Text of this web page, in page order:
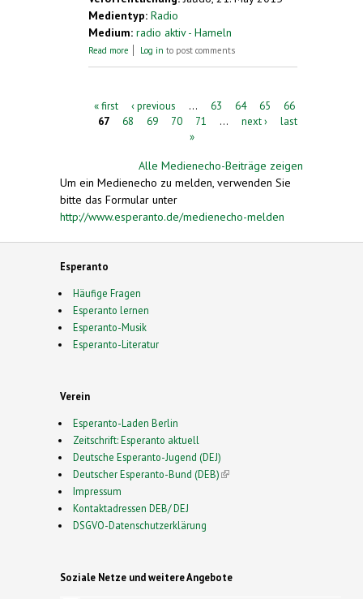
Medientyp: Radio
Medium: radio aktiv - Hameln
Read more about Esperanto-Kongress in Hameln
Log in to post comments
Pages« first ‹ previous … 63 64 65
66
67
68 69 70 71 … next ›
last
»
Alle Medienecho-Beiträge zeigen
Um ein Medienecho zu melden, verwenden Sie
bitte das Formular unter
http://www.esperanto.de/medienecho-melden
Esperanto
Häufige Fragen
Esperanto lernen
Esperanto-Musik
Esperanto-Literatur
Verein
Esperanto-Laden Berlin
Zeitschrift: Esperanto aktuell
Deutsche Esperanto-Jugend (DEJ)
Deutscher Esperanto-Bund (DEB)(link is external)
Impressum
Kontaktadressen DEB/ DEJ
DSGVO-Datenschutzerklärung
Soziale Netze und weitere Angebote